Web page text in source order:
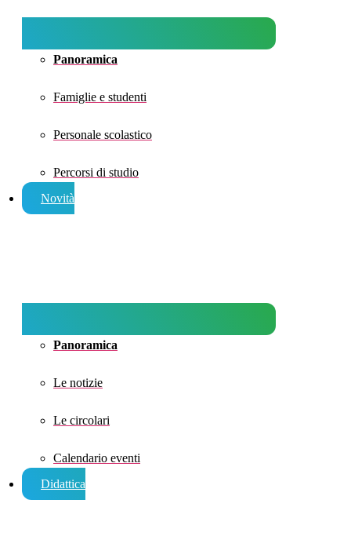
Panoramica
Famiglie e studenti
Personale scolastico
Percorsi di studio
Novità
Panoramica
Le notizie
Le circolari
Calendario eventi
Didattica